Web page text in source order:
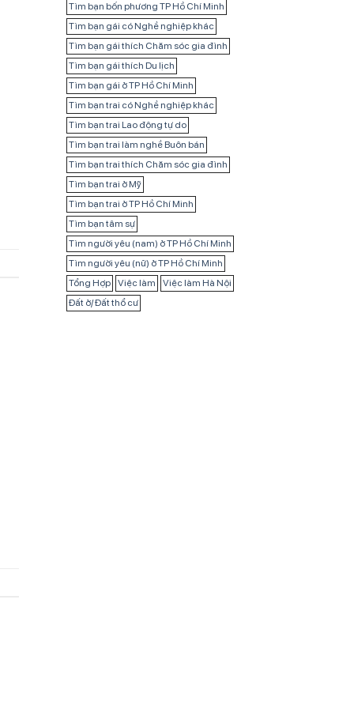
Tìm bạn bốn phương TP Hồ Chí Minh
Tìm bạn gái có Nghề nghiệp khác
Tìm bạn gái thích Chăm sóc gia đình
Tìm bạn gái thích Du lịch
Tìm bạn gái ở TP Hồ Chí Minh
Tìm bạn trai có Nghề nghiệp khác
Tìm bạn trai Lao động tự do
Tìm bạn trai làm nghề Buôn bán
Tìm bạn trai thích Chăm sóc gia đình
Tìm bạn trai ở Mỹ
Tìm bạn trai ở TP Hồ Chí Minh
Tìm bạn tâm sự
Tìm người yêu (nam) ở TP Hồ Chí Minh
Tìm người yêu (nữ) ở TP Hồ Chí Minh
Tổng Hợp
Việc làm
Việc làm Hà Nội
Đất ở/ Đất thổ cư